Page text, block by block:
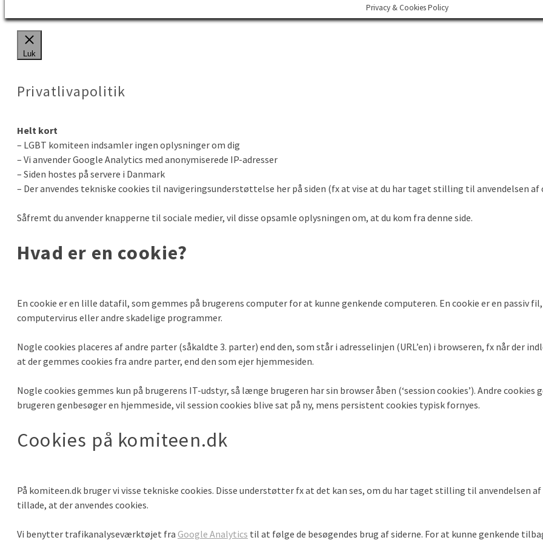
Privacy & Cookies Policy
Luk
Privatlivapolitik
Helt kort
– LGBT komiteen indsamler ingen oplysninger om dig
– Vi anvender Google Analytics med anonymiserede IP-adresser
– Siden hostes på servere i Danmark
– Der anvendes tekniske cookies til navigeringsunderstøttelse her på siden (fx at vise at du har taget stilling til anvendelsen af
Såfremt du anvender knapperne til sociale medier, vil disse opsamle oplysningen om, at du kom fra denne side.
Hvad er en cookie?
En cookie er en lille datafil, som gemmes på brugerens computer for at kunne genkende computeren. En cookie er en passiv
computervirus eller andre skadelige programmer.
Nogle cookies placeres af andre parter (såkaldte 3. parter) end den, som står i adresselinjen (URL’en) i browseren, fx når der
at der gemmes cookies fra andre parter, end den som ejer hjemmesiden.
Nogle cookies gemmes kun på brugerens IT-udstyr, så længe brugeren har sin browser åben (‘session cookies’). Andre
brugeren genbesøger en hjemmeside, vil session cookies blive sat på ny, mens persistent cookies typisk fornyes.
Cookies på komiteen.dk
På komiteen.dk bruger vi visse tekniske cookies. Disse understøtter fx at det kan ses, om du har taget stilling til anvendelsen
tillade, at der anvendes cookies.
Vi benytter trafikanalyseværktøjet fra Google Analytics til at følge de besøgendes brug af siderne. For at kunne genkende